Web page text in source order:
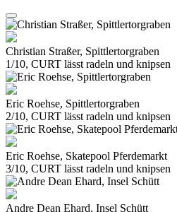
Christian Straßer, Spittlertorgraben
1/10, CURT lässt radeln und knipsen
Eric Roehse, Spittlertorgraben
2/10, CURT lässt radeln und knipsen
Eric Roehse, Skatepool Pferdemarkt
3/10, CURT lässt radeln und knipsen
Andre Dean Ehard, Insel Schütt